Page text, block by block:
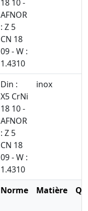
18 10 -
AFNOR
: Z 5
CN 18
09 - W :
1.4310
Din :
X5 CrNi
18 10 -
AFNOR
: Z 5
CN 18
09 - W :
1.4310
inox
Norme Matière